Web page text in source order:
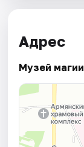
Адрес
Музей магии